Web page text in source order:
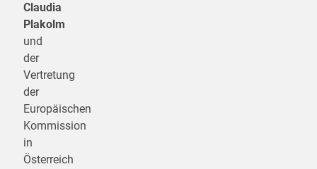
Claudia
Plakolm
und
der
Vertretung
der
Europäischen
Kommission
in
Österreich